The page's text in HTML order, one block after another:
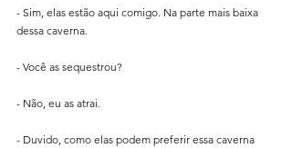
- Sim, elas estão aqui comigo. Na parte mais baixa
dessa caverna.
- Você as sequestrou?
- Não, eu as atrai.
- Duvido, como elas podem preferir essa caverna